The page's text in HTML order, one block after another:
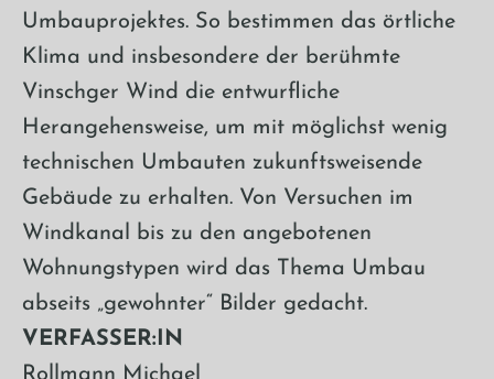
Umbauprojektes. So bestimmen das örtliche
Klima und insbesondere der berühmte
Vinschger Wind die entwurfliche
Herangehensweise, um mit möglichst wenig
technischen Umbauten zukunftsweisende
Gebäude zu erhalten. Von Versuchen im
Windkanal bis zu den angebotenen
Wohnungstypen wird das Thema Umbau
abseits „gewohnter“ Bilder gedacht.
VERFASSER:IN